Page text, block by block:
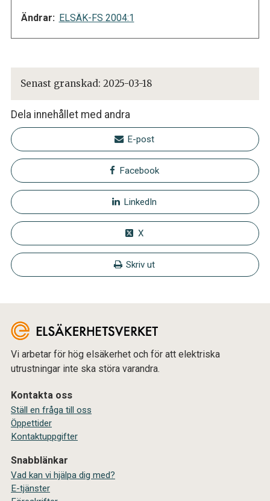
Ändrar: ELSÄK-FS 2004:1
Senast granskad: 2025-03-18
Dela innehållet med andra
E-post
Facebook
LinkedIn
X
Skriv ut
Vi arbetar för hög elsäkerhet och för att elektriska
utrustningar inte ska störa varandra.
Kontakta oss
Ställ en fråga till oss
Öppettider
Kontaktuppgifter
Snabblänkar
Vad kan vi hjälpa dig med?
E-tjänster